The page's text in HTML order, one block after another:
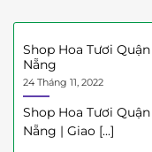
Shop Hoa Tươi
Nẵng
24 Tháng 11, 2022
Shop Hoa Tươi
Nẵng | Giao [...]